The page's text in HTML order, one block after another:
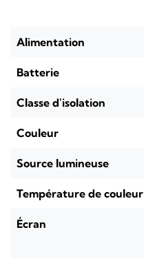
Alimentation
Batterie
Classe d'isolation
Couleur
Source lumineuse
Température de couleur
Écran